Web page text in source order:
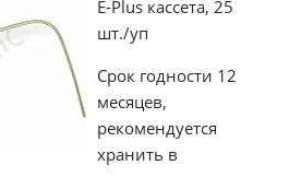
E-Plus кассета, 25
шт./уп
Срок годности 12
месяцев,
рекомендуется
хранить в